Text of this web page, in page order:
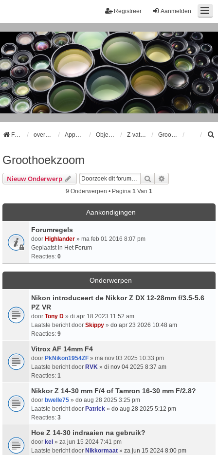
Aanmelden
Registreer
Forum
Groothoekzoom
Nieuw Onderwerp Zoek
9 Onderwerpen • Pagina 1 Van 1
Aankondigingen
Forumregels
door Highlander » ma feb 01 2016 8:07 pm
Geplaatst in Het Forum
Reacties: 0
Onderwerpen
Nikon introduceert de Nikkor Z DX 12-28mm f/3.5-5.6
PZ VR
door Tony D » di apr 18 2023 11:52 am
Laatste bericht door Skippy » do apr 23 2026 10:48 am
Reacties: 9
Vitrox AF 14mm F4
door PkNikon1954ZF » ma nov 03 2025 10:33 pm
Laatste bericht door RVK » di nov 04 2025 8:37 am
Reacties: 1
Nikkor Z 14-30 mm F/4 of Tamron 16-30 mm F/2.8?
door bwelle75 » do aug 28 2025 3:25 pm
Laatste bericht door Patrick » do aug 28 2025 5:12 pm
Reacties: 3
Hoe Z 14-30 indraaien na gebruik?
door kel » za jun 15 2024 7:41 pm
Laatste bericht door Nikkormaat » za jun 15 2024 8:00 pm